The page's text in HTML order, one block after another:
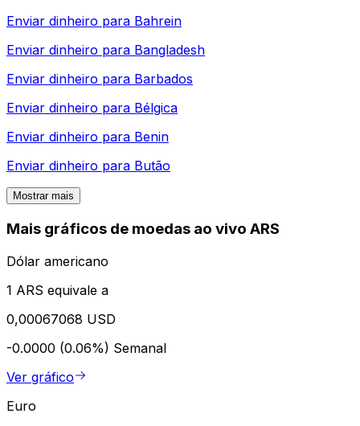
Enviar dinheiro para Bahrein
Enviar dinheiro para Bangladesh
Enviar dinheiro para Barbados
Enviar dinheiro para Bélgica
Enviar dinheiro para Benin
Enviar dinheiro para Butão
Mostrar mais
Mais gráficos de moedas ao vivo ARS
Dólar americano
1 ARS equivale a
0,00067068 USD
-0.0000 (0.06%) Semanal
Ver gráfico
Euro